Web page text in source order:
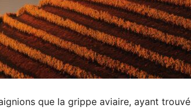
que la grippe aviaire, ayant trouvé